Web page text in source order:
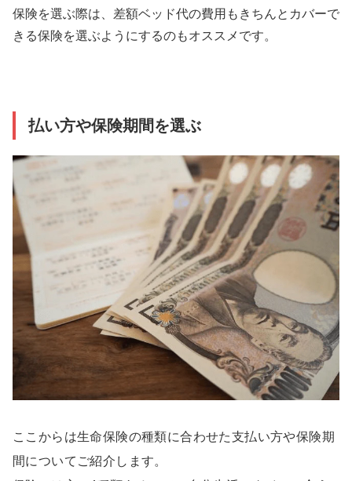
保険を選ぶ際は、差額ベッド代の費用もきちんとカバーで
きる保険を選ぶようにするのもオススメです。
払い方や保険期間を選ぶ
ここからは生命保険の種類に合わせた支払い方や保険期
間についてご紹介します。